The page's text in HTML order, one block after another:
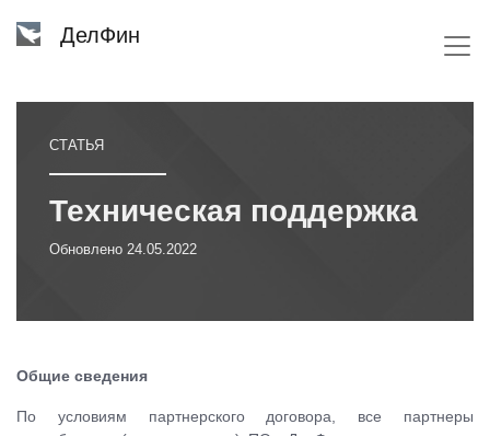
ДелФин
СТАТЬЯ
Техническая поддержка
Обновлено 24.05.2022
Общие сведения
По условиям партнерского договора, все партнеры